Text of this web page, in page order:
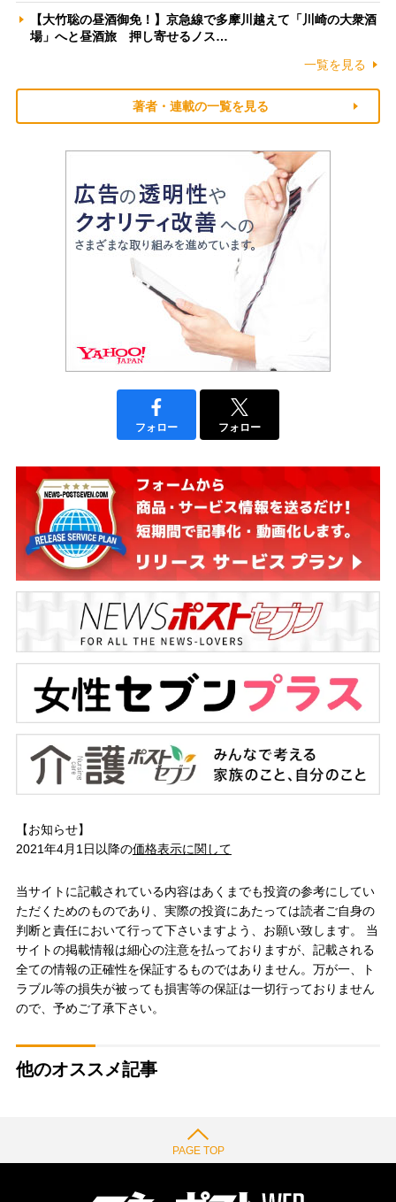
【大竹聡の昼酒御免！】京急線で多摩川越えて「川崎の大衆酒
場」へと昼酒旅 押し寄せるノス…
一覧を見る
著者・連載の一覧を見る
フォロー フォロー
【お知らせ】
2021年4月1日以降の価格表示に関して
当サイトに記載されている内容はあくまでも投資の参考にしてい
ただくためのものであり、実際の投資にあたっては読者ご自身の
判断と責任において行って下さいますよう、お願い致します。 当
サイトの掲載情報は細心の注意を払っておりますが、記載される
全ての情報の正確性を保証するものではありません。万が一、ト
ラブル等の損失が被っても損害等の保証は一切行っておりません
ので、予めご了承下さい。
他のオススメ記事
PAGE TOP